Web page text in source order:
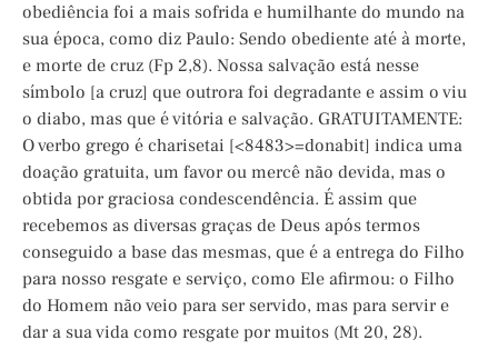
obediência foi a mais sofrida e humilhante do mundo na
sua época, como diz Paulo: Sendo obediente até à morte,
e morte de cruz (Fp 2,8). Nossa salvação está nesse
símbolo [a cruz] que outrora foi degradante e assim o viu
o diabo, mas que é vitória e salvação. GRATUITAMENTE:
O verbo grego é charisetai [<8483>=donabit] indica uma
doação gratuita, um favor ou mercê não devida, mas o
obtida por graciosa condescendência. É assim que
recebemos as diversas graças de Deus após termos
conseguido a base das mesmas, que é a entrega do Filho
para nosso resgate e serviço, como Ele afirmou: o Filho
do Homem não veio para ser servido, mas para servir e
dar a sua vida como resgate por muitos (Mt 20, 28).